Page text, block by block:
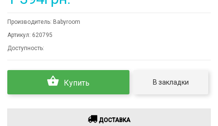
Производитель: Babyroom
Артикул: 620795
Доступность:
Купить В закладки
ДОСТАВКА